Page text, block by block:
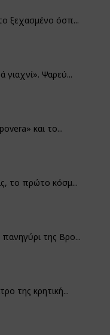
ξεχασμένο όσπ...
γιαχνί». Ψαρεύ...
και το...
το πρώτο κόσμ...
της Βρο...
της κρητική...